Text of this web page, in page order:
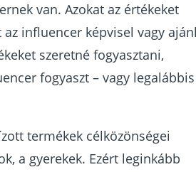
van. Azokat az értékeket
az influencer képvisel vagy
szeretné fogyasztani,
fogyaszt – vagy legalábbis
termékek célközönségei
a gyerekek. Ezért leginkább